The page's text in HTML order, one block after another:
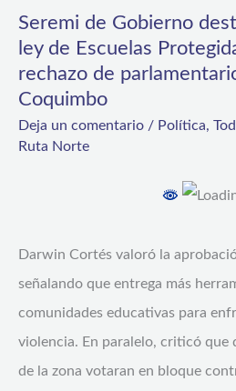
Seremi de Gobierno
ley de Escuelas
rechazo de
Coquimbo
Deja un comentario / Política,
Ruta Norte
Darwin Cortés valoró la
señalando que entrega más
comunidades educativas para
violencia. En paralelo, criticó que
de la zona votaran en bloque
Gobierno
destaca
despacho
a
ley
y
cuestiona
rechazo
de
parlamentarios